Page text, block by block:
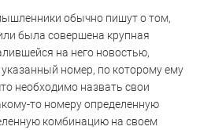
обычно пишут о том,
была совершена крупная
на него новостью,
номер, по которому ему
необходимо назвать свои
то номеру определенную
комбинацию на своем